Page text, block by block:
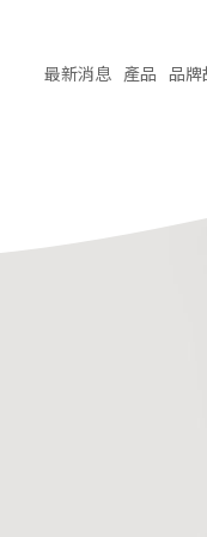
最新消息 產品 品牌